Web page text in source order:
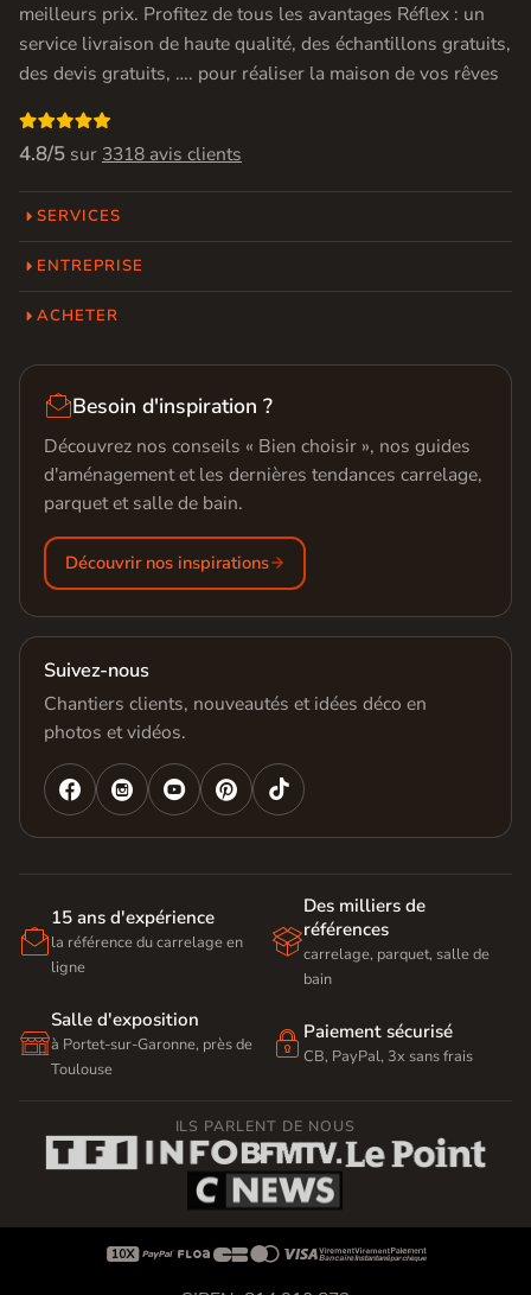
meilleurs prix. Profitez de tous les avantages Réflex : un
service livraison de haute qualité, des échantillons gratuits,
des devis gratuits, …. pour réaliser la maison de vos rêves

4.8/5 sur 3318 avis clients
SERVICES
ENTREPRISE
ACHETER
Besoin d'inspiration ?
Découvrez nos conseils « Bien choisir », nos guides
d'aménagement et les dernières tendances carrelage,
parquet et salle de bain.
Découvrir nos inspirations
Suivez-nous
Chantiers clients, nouveautés et idées déco en
photos et vidéos.
   

15 ans d'expérience
la référence du carrelage en
ligne

Des milliers de
références
carrelage, parquet, salle de
bain

Salle d'exposition
à Portet-sur-Garonne, près de
Toulouse
 Paiement sécurisé
CB, PayPal, 3x sans frais
ILS PARLENT DE NOUS
